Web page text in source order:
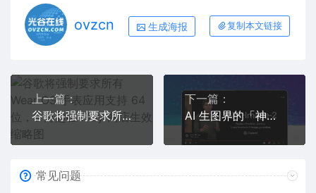
ovzcn 生成海报 复制本文链接
上一篇：
谷歌将强制要求所有 Wear OS 手表应用支持 64 位，9 月起在 Play 商店生效
下一篇：
AI 生图界的「神」，看看GPT-Image-2生成的图片
常见问题